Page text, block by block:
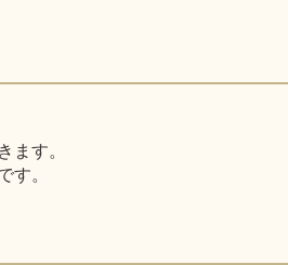
ます。
す。